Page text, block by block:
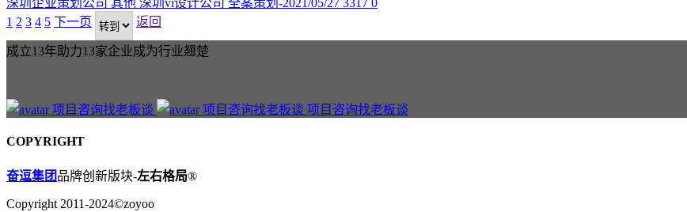
1 2 3 4 5 下一页 返回
成立13年助力13家企业成为行业翘楚
项目咨询找老板谈
COPYRIGHT
奋逗集团品牌创新版块-左右格局®
Copyright 2011-2024©zoyoo